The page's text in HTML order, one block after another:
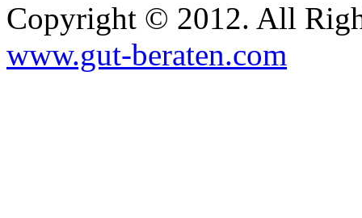
Copyright © 2012. All
www.gut-beraten.com